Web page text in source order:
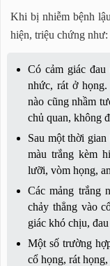
Khi bị nhiễm bệnh
hiện, triệu chứng như:
Có cảm giác
nhức, rát ở
nào cũng nhầm
chủ quan, không
Sau một thời
màu trắng kèm
lưỡi, vòm họng,
Các mảng trắng
chảy thẳng vào
giác khó chịu,
Một số trường
cổ họng, rát